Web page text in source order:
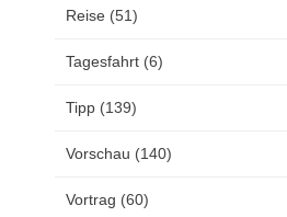
Reise (51)
Tagesfahrt (6)
Tipp (139)
Vorschau (140)
Vortrag (60)